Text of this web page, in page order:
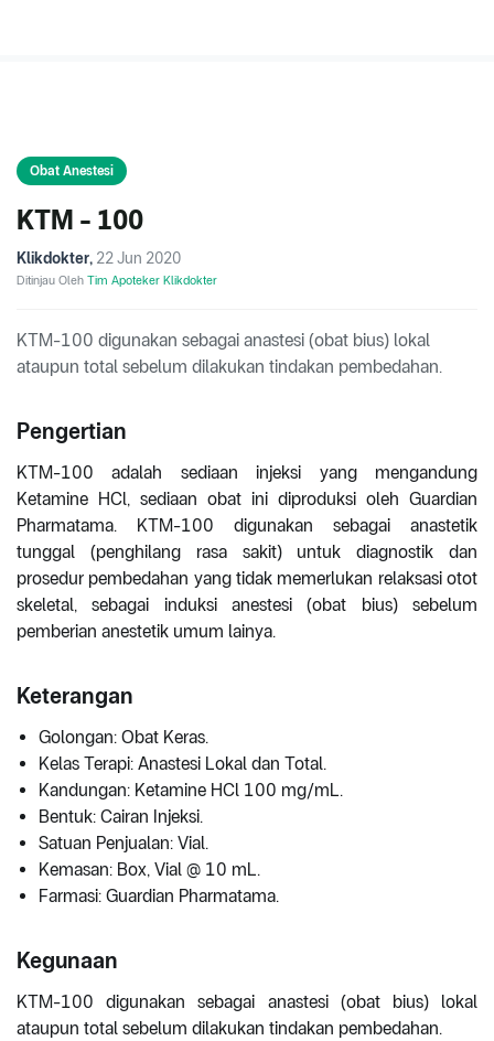
Obat Anestesi
KTM - 100
Klikdokter, 22 Jun 2020
Ditinjau Oleh Tim Apoteker Klikdokter
KTM-100 digunakan sebagai anastesi (obat bius) lokal
ataupun total sebelum dilakukan tindakan pembedahan.
Pengertian
KTM-100 adalah sediaan injeksi yang mengandung
Ketamine HCl, sediaan obat ini diproduksi oleh Guardian
Pharmatama. KTM-100 digunakan sebagai anastetik
tunggal (penghilang rasa sakit) untuk diagnostik dan
prosedur pembedahan yang tidak memerlukan relaksasi otot
skeletal, sebagai induksi anestesi (obat bius) sebelum
pemberian anestetik umum lainya.
Keterangan
Golongan: Obat Keras.
Kelas Terapi: Anastesi Lokal dan Total.
Kandungan: Ketamine HCl 100 mg/mL.
Bentuk: Cairan Injeksi.
Satuan Penjualan: Vial.
Kemasan: Box, Vial @ 10 mL.
Farmasi: Guardian Pharmatama.
Kegunaan
KTM-100 digunakan sebagai anastesi (obat bius) lokal
ataupun total sebelum dilakukan tindakan pembedahan.